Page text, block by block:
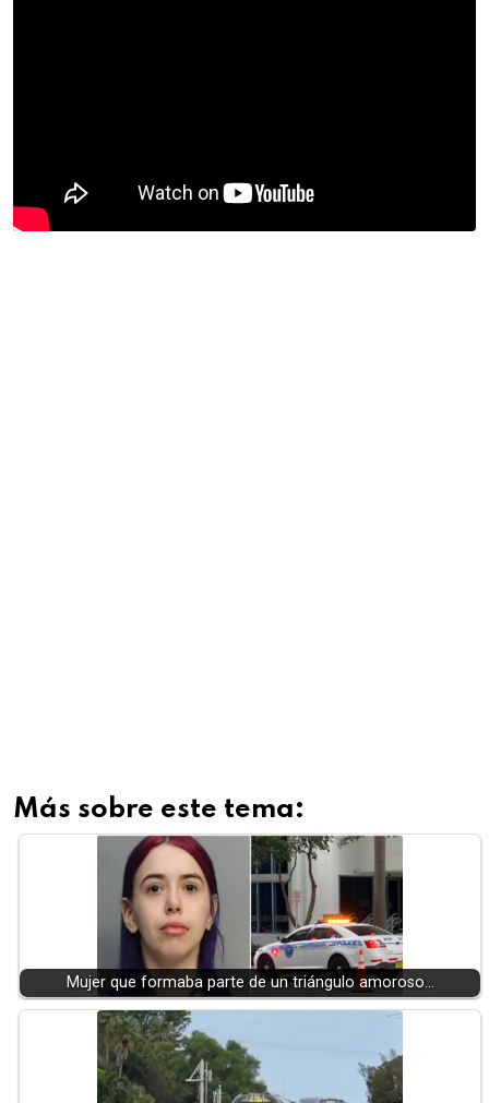
Más sobre este tema:
Mujer que formaba parte de un triángulo amoroso…